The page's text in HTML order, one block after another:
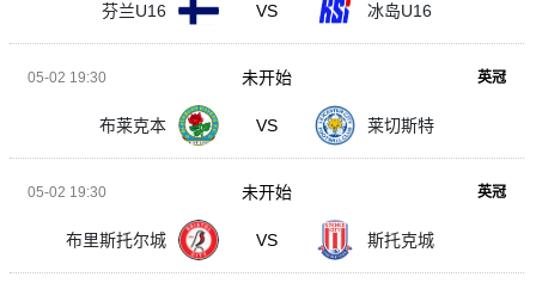
芬兰U16 VS 冰岛U16
05-02 19:30 英冠
布莱克本 VS 莱切斯特
未开始
05-02 19:30 英冠
布里斯托尔城 VS 斯托克城
未开始